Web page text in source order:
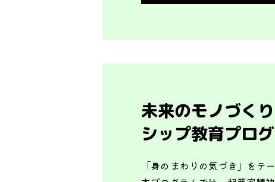
未来のモノづく
シップ教育プロ
「身のまわりの気づき」をテ